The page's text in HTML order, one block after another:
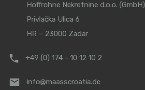
Hoffrohne Nekretnine d.o.o. (GmbH)
Privlačka Ulica 6
HR – 23000 Zadar
+49 (0) 174 - 10 12 10 2
info@maasscroatia.de